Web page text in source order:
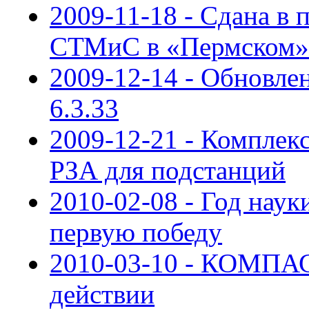
2009-11-18 - Сдана в
СТМиC в
2009-12-14 -
6.3.33
2009-12-21 -
РЗА для подстанций
2010-02-08 - Год
первую победу
2010-03-10 -
действии